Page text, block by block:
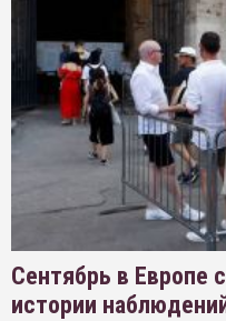
Сентябрь в Европе
истории